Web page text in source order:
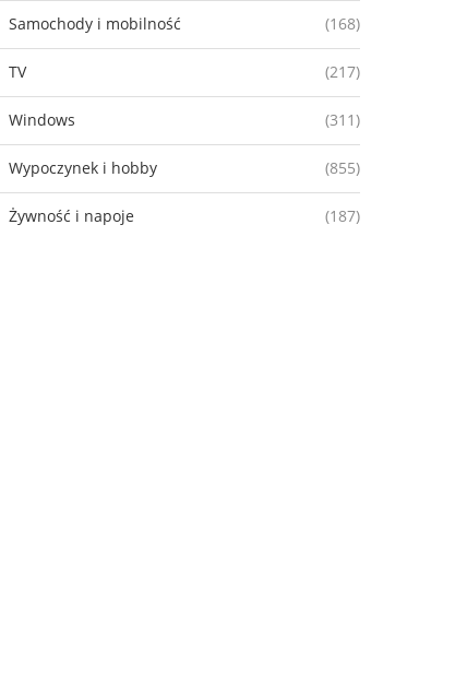
Samochody i mobilność (168)
TV (217)
Windows (311)
Wypoczynek i hobby (855)
Żywność i napoje (187)